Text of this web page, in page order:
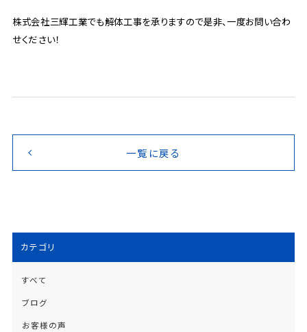
株式会社三輝工業でも解体工事を承りますので是非、一度お問い合わ
せください！
一覧に戻る
カテゴリ
すべて
ブログ
お客様の声